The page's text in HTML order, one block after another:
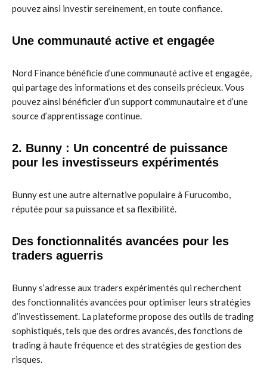
pouvez ainsi investir sereinement, en toute confiance.
Une communauté active et engagée
Nord Finance bénéficie d’une communauté active et engagée,
qui partage des informations et des conseils précieux. Vous
pouvez ainsi bénéficier d’un support communautaire et d’une
source d’apprentissage continue.
2. Bunny : Un concentré de puissance
pour les investisseurs expérimentés
Bunny est une autre alternative populaire à Furucombo,
réputée pour sa puissance et sa flexibilité.
Des fonctionnalités avancées pour les
traders aguerris
Bunny s’adresse aux traders expérimentés qui recherchent
des fonctionnalités avancées pour optimiser leurs stratégies
d’investissement. La plateforme propose des outils de trading
sophistiqués, tels que des ordres avancés, des fonctions de
trading à haute fréquence et des stratégies de gestion des
risques.